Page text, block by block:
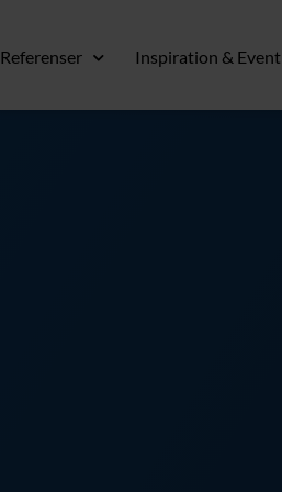
Referenser Inspiration & Event